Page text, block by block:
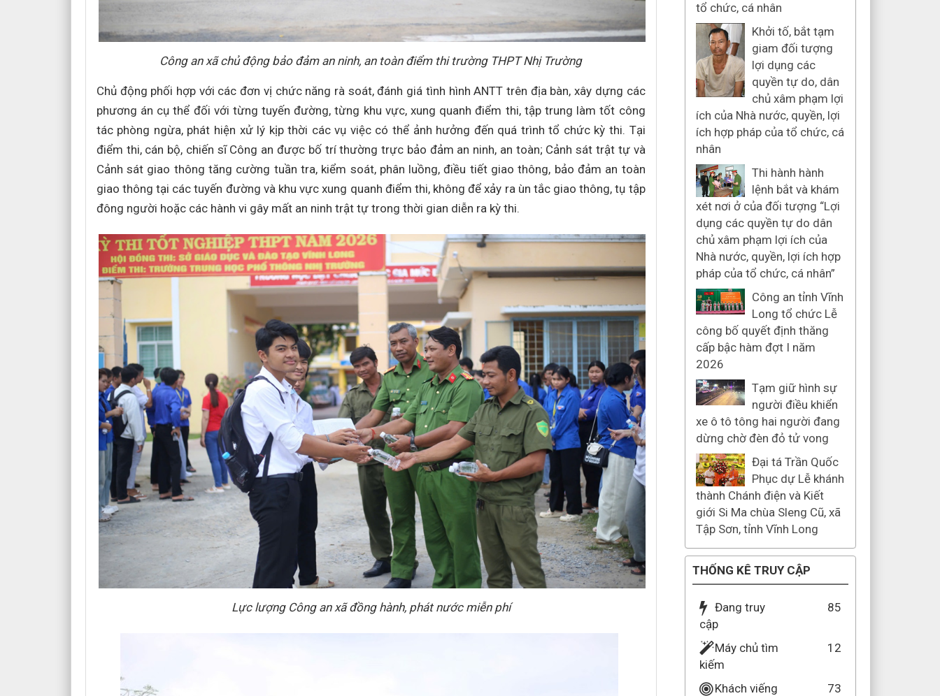
Công an xã chủ động bảo đảm an ninh, an toàn điểm thi trường THPT Nhị Trường
Chủ động phối hợp với các đơn vị chức năng rà soát, đánh giá tình hình ANTT trên địa bàn, xây dựng các
phương án cụ thể đối với từng tuyến đường, từng khu vực, xung quanh điểm thi, tập trung làm tốt công
tác phòng ngừa, phát hiện xử lý kịp thời các vụ việc có thể ảnh hưởng đến quá trình tổ chức kỳ thi. Tại
điểm thi, cán bộ, chiến sĩ Công an được bố trí thường trực bảo đảm an ninh, an toàn; Cảnh sát trật tự và
Cảnh sát giao thông tăng cường tuần tra, kiểm soát, phân luồng, điều tiết giao thông, bảo đảm an toàn
giao thông tại các tuyến đường và khu vực xung quanh điểm thi, không để xảy ra ùn tắc giao thông, tụ tập
đông người hoặc các hành vi gây mất an ninh trật tự trong thời gian diễn ra kỳ thi.
Lực lượng Công an xã đồng hành, phát nước miễn phí
tổ chức, cá nhân
Khởi tố, bắt tạm
giam đối tượng
lợi dụng các
quyền tự do, dân
chủ xâm phạm lợi
ích của Nhà nước, quyền, lợi
ích hợp pháp của tổ chức, cá
nhân
Thi hành hành
lệnh bắt và khám
xét nơi ở của đối tượng “Lợi
dụng các quyền tự do dân
chủ xâm phạm lợi ích của
Nhà nước, quyền, lợi ích hợp
pháp của tổ chức, cá nhân”
Công an tỉnh Vĩnh
Long tổ chức Lễ
công bố quyết định thăng
cấp bậc hàm đợt I năm
2026
Tạm giữ hình sự
người điều khiển
xe ô tô tông hai người đang
dừng chờ đèn đỏ tử vong
Đại tá Trần Quốc
Phục dự Lễ khánh
thành Chánh điện và Kiết
giới Si Ma chùa Sleng Cũ, xã
Tập Sơn, tỉnh Vĩnh Long
THỐNG KÊ TRUY CẬP
Đang truy
cập
85
Máy chủ tìm
kiếm
12
Khách viếng
73